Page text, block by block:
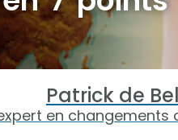
Patrick de
en changements